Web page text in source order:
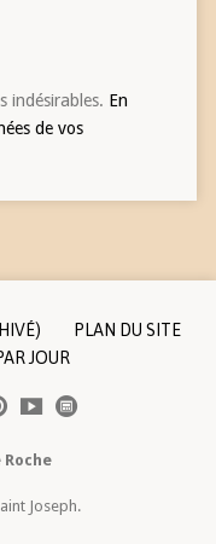
indésirables. En
de vos
PLAN DU SITE
JOUR
Joseph.